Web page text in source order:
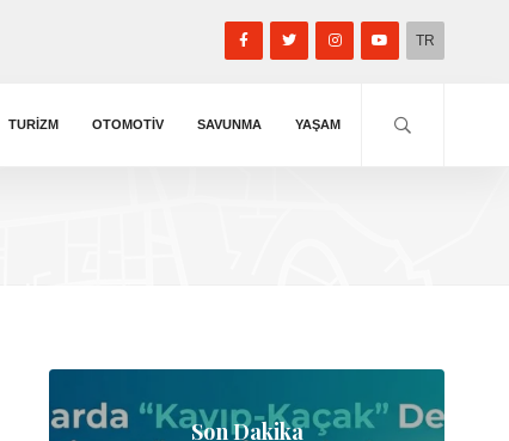
TR
TURIZM OTOMOTIV SAVUNMA YAŞAM
Son Dakika